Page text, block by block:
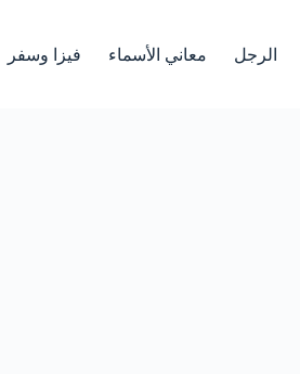
الرجل معاني الأسماء فيزا وسفر